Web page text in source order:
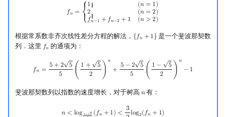
Xcode
Sublime Text
CP Editor
LaTeX 入门
希尔排序
Tim 排序
排序相关 STL
优化
动态 DP
概率 DP
DP 套 DP
后缀自动机 (SAM)
后缀平衡树
广义后缀自动机
线性同余方程
升幂引理
阶乘取模
多项式与生成函数
多项式平移|连续点值平移
Lagrange 反演
形式幂级数复合|复合逆
组合数学
Eulerian Number
范德蒙德卷积
Pólya 计数
线性代数
对角化
AHU 算法
树上随机游走
拆点
连通性相关
环计数问题
随机增量法
反演变换
计算几何杂项
表达式求值
在一台机器上规划任务
主元素问题
𝑓𝑛 =
⎧
{ {
⎨
{ {
⎩
1 (𝑛 = 1)
2 (𝑛 = 2)
𝑓𝑛−1 +𝑓𝑛−2 + 1 (𝑛 > 2)
n = 1 2+1 (n >2)
根据常系数非齐次线性差分方程的解法， {𝑓𝑛 + 1}
{fn+ 1}
是一个斐波那契数
列．这里 𝑓𝑛
fn 的通项为：
𝑓𝑛 = 5 + 2
√
5
5
( 1 +
√
5
2
)
𝑛
+ 5 − 2
√
5
5
( 1 −
√
5
2
)
𝑛
− 1
fn =5+ 5 5( 1+ 52 )n −2 (1−52 )n −1
斐波那契数列以指数的速度增长，对于树高 𝑛
n有：
𝑛 < log 1+
√
5 (𝑓𝑛 + 1) < 3log (𝑓𝑛 + 1)
n +5 2 +1) log n +